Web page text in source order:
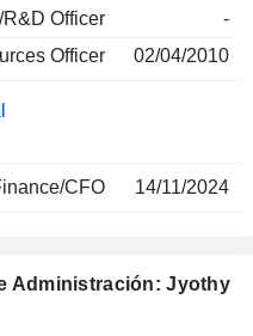
Officer
-
Officer
02/04/2010
CFO 14/11/2024
Administración: Jyothy